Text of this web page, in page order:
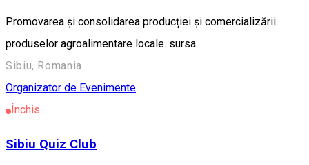
Promovarea și consolidarea producției și comercializării
produselor agroalimentare locale. sursa
Sibiu, Romania
Organizator de Evenimente
Închis
Sibiu Quiz Club